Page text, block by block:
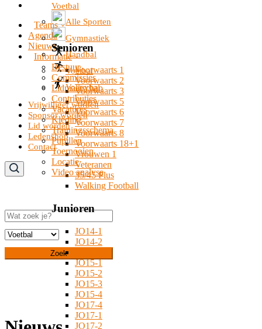
Voetbal
Alle Sporten
Gymnastiek
Handbal
Voetbal
Volleybal
Teams
Senioren
Voorwaarts 1
Voorwaarts 2
Voorwaarts 3
Voorwaarts 5
Voorwaarts 6
Voorwaarts 7
Voorwaarts 8
Voorwaarts 18+1
Vrouwen 1
Veteranen
35/45 Plus
Walking Football
Junioren
JO14-1
JO14-2
JO15-1
JO15-2
JO15-3
JO15-4
JO17-4
JO17-1
JO17-2
Agenda
Nieuws
Informatie
Bestuur
Commissies
Lidmaatschap
Contributies
Vacatures
Kleding
Trainingsschema
Pupillen
Toernooien
Locatie
Video analyse
Vrijwilliger worden
Sponsor worden
Lid worden
Ledenshop
Contact
Zoeken
Zoek